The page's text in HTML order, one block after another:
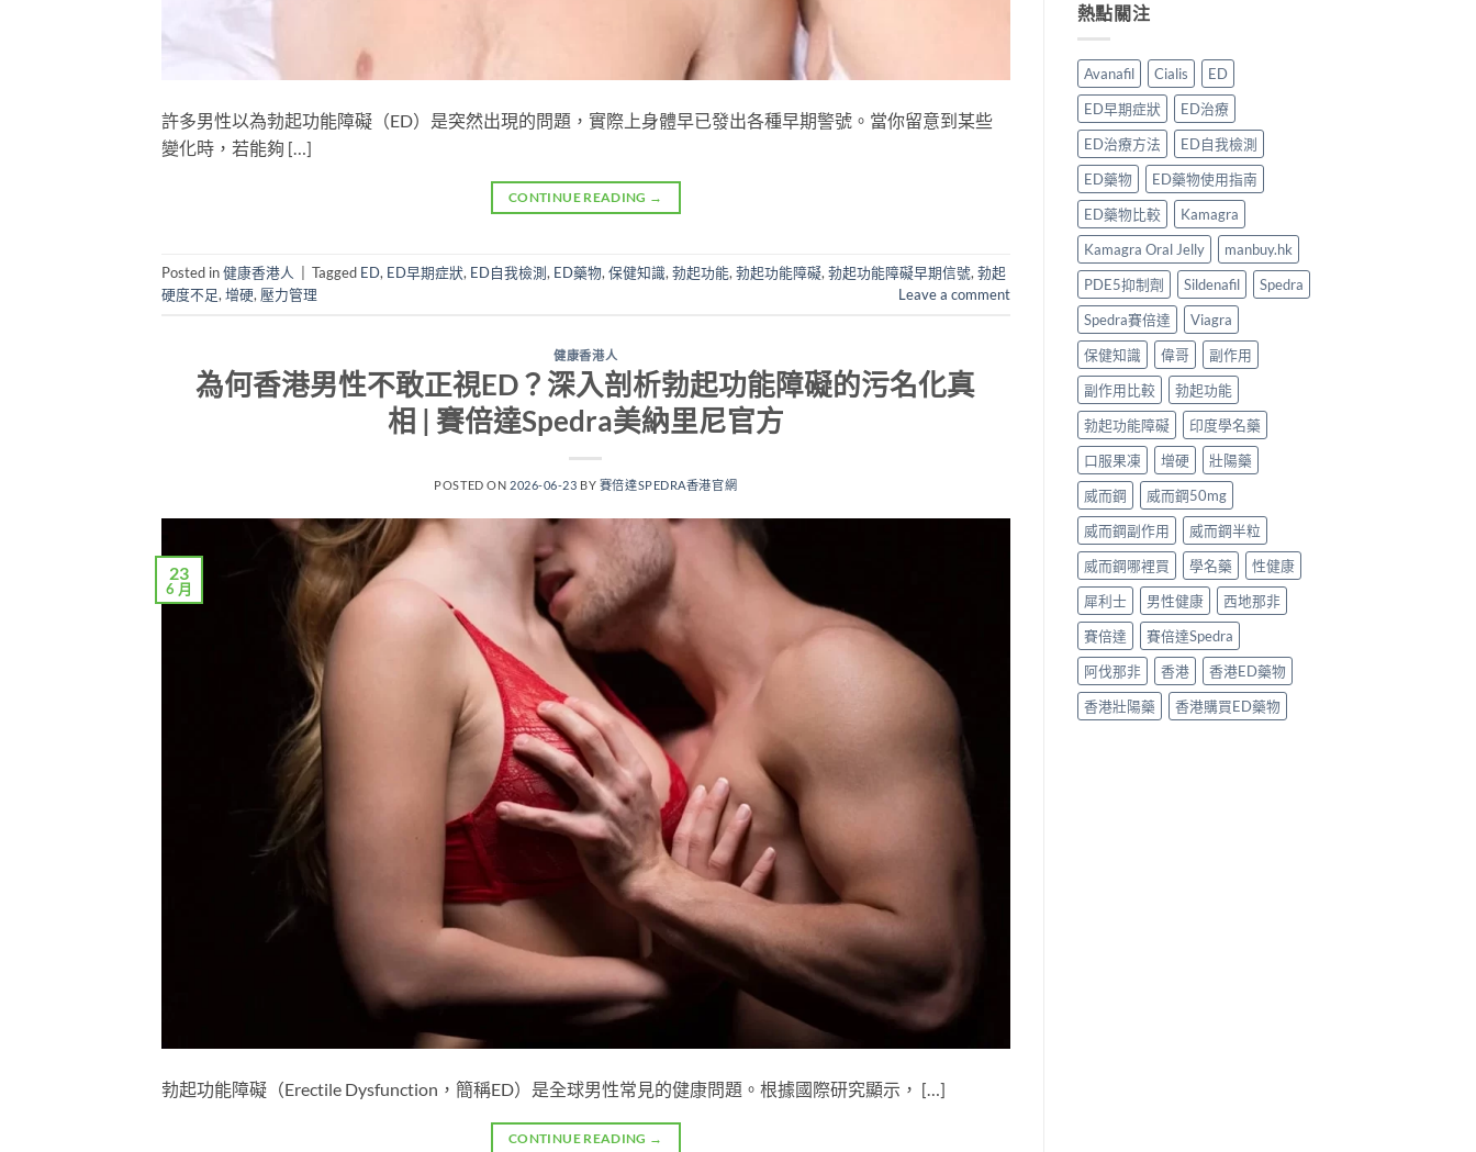
許多男性以為勃起功能障礙（ED）是突然出現的問題，實際上身體早已發出各種早期警號。當你留意到某些
變化時，若能夠 […]
CONTINUE READING →
Posted in健康香港人 Tagged ED, ED早期症狀, ED自我檢測, ED藥物, 保健知識, 勃起功能, 勃起功能障礙, 勃起功能障礙早期信號, 勃起
硬度不足, 增硬, 壓力管理 Leave a comment
健康香港人
為何香港男性不敢正視ED？深入剖析勃起功能障礙的污名化真
相 | 賽倍達Spedra美納里尼官方
POSTED ON 2026-06-23 BY 賽倍達SPEDRA香港官網
23
6 月
勃起功能障礙（Erectile Dysfunction，簡稱ED）是全球男性常見的健康問題。根據國際研究顯示， […]
CONTINUE READING →
熱點關注
Avanafil Cialis
ED
ED早期症狀
ED治療
ED治療方法
ED自我檢測
ED藥物
ED藥物使用指南
ED藥物比較
Kamagra
Kamagra Oral Jelly
manbuy.hk
PDE5抑制劑
Sildenafil
Spedra
Spedra賽倍達
Viagra
保健知識
偉哥
副作用
副作用比較
勃起功能
勃起功能障礙
印度學名藥
口服果凍
增硬
壯陽藥
威而鋼
威而鋼50mg
威而鋼副作用
威而鋼半粒
威而鋼哪裡買
學名藥
性健康
犀利士
男性健康
西地那非
賽倍達
賽倍達Spedra
阿伐那非
香港
香港ED藥物
香港壯陽藥
香港購買ED藥物